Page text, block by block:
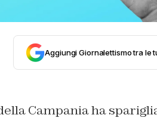
Aggiungi Giornalettismo tra le
Campania ha